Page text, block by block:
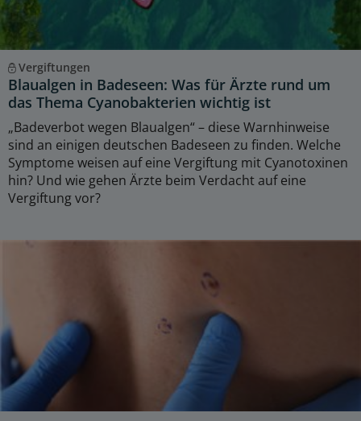
Vergiftungen
Blaualgen in Badeseen: Was für Ärzte rund um
das Thema Cyanobakterien wichtig ist
„Badeverbot wegen Blaualgen“ – diese Warnhinweise
sind an einigen deutschen Badeseen zu finden. Welche
Symptome weisen auf eine Vergiftung mit Cyanotoxinen
hin? Und wie gehen Ärzte beim Verdacht auf eine
Vergiftung vor?